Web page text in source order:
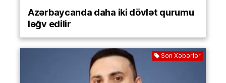
Azərbaycanda daha iki dövlət qurumu
ləğv edilir
Son Xəbərlər